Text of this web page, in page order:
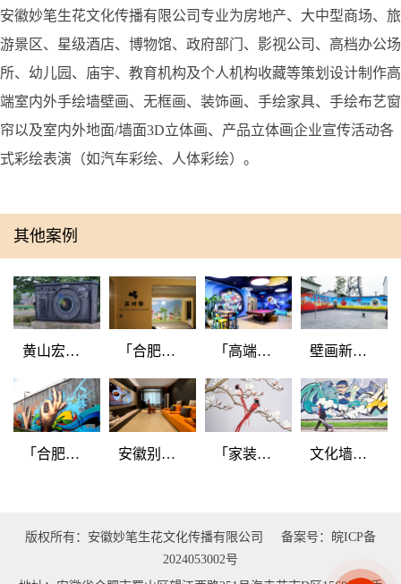
安徽妙笔生花文化传播有限公司专业为房地产、大中型商场、旅
游景区、星级酒店、博物馆、政府部门、影视公司、高档办公场
所、幼儿园、庙宇、教育机构及个人机构收藏等策划设计制作高
端室内外手绘墙壁画、无框画、装饰画、手绘家具、手绘布艺窗
帘以及室内外地面/墙面3D立体画、产品立体画企业宣传活动各
式彩绘表演（如汽车彩绘、人体彩绘）。
其他案例
黄山宏村
箱绘画
「合肥教
构墙体墙
绘」幸运
三叶草
「高端办
墙」猩球
时代
壁画新农
文化墙壁
画
「合肥合
安徽别墅
「家装手
文化墙在
风尚
版权所有：安徽妙笔生花文化传播有限公司
备案号：皖ICP备
2024053002号